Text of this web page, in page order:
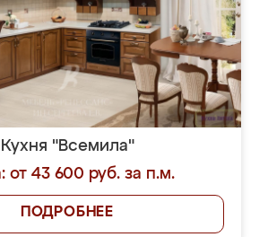
Кухня "Всемила"
от 43 600 руб. за п.м.
ПОДРОБНЕЕ